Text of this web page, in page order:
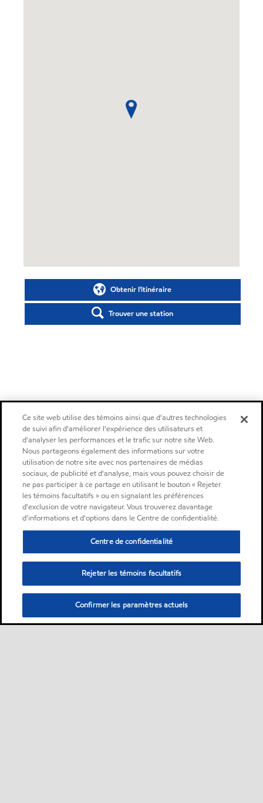
Obtenir l'itinéraire
Trouver une station
Ce site web utilise des témoins ainsi que d'autres technologies
de suivi afin d'améliorer l'expérience des utilisateurs et
d'analyser les performances et le trafic sur notre site Web.
Nous partageons également des informations sur votre
utilisation de notre site avec nos partenaires de médias
sociaux, de publicité et d'analyse, mais vous pouvez choisir de
ne pas participer à ce partage en utilisant le bouton « Rejeter
les témoins facultatifs » ou en signalant les préférences
d'exclusion de votre navigateur. Vous trouverez davantage
d'informations et d'options dans le Centre de confidentialité.
Centre de confidentialité
Rejeter les témoins facultatifs
Confirmer les paramètres actuels